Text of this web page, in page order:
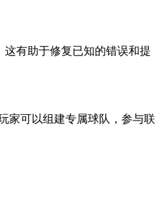
有助于修复已知的错误和提
家可以组建专属球队，参与联